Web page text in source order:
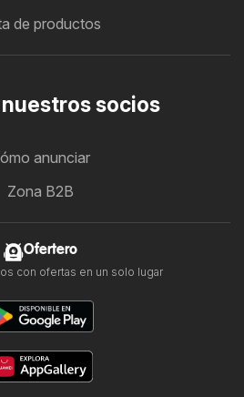
de productos
socios
anunciar
Zona B2B
Ofertero
con ofertas en un solo lugar